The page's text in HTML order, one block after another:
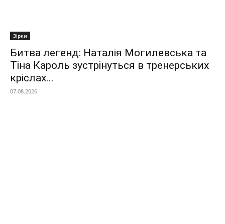
Зірки
Битва легенд: Наталія Могилевська та
Тіна Кароль зустрінуться в тренерських
кріслах...
07.08.2026